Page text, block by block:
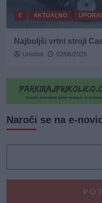
€ AKTUALNO
Najboljši vrtni stroji
Urednik 02/06/2026
Naroči se na e-